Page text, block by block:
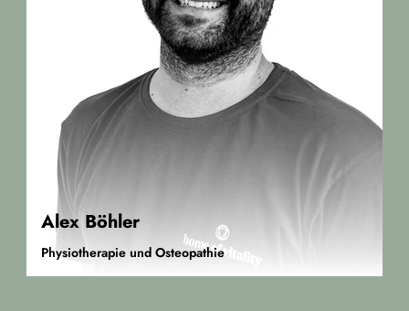
Alex Böhler
Physiotherapie und Osteopathie